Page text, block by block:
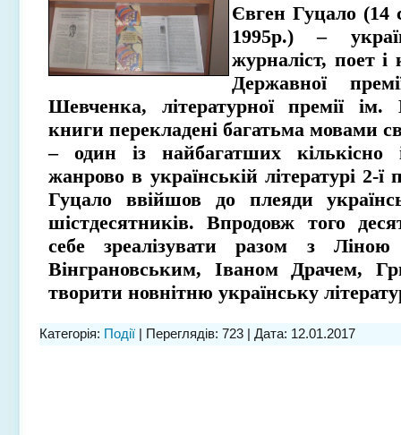
Євген Гуцало (14
1995р.) –
журналіст, поет і
Державної
Шевченка, літературної премії
книги перекладені багатьма мовами
– один із найбагатших кількісно
жанрово в українській літературі 2-
Гуцало ввійшов до плеяди
шістдесятників. Впродовж того
себе зреалізувати разом з
Вінграновським, Іваном Драчем,
творити новнітню українську
Категорія: Події | Переглядів: 723 | Дата: 12.01.2017